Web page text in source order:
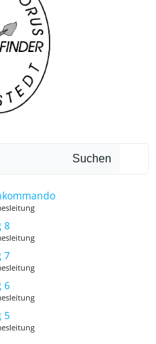
Suchen
8
7
6
5